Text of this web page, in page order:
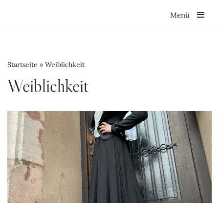
Menü
Startseite » Weiblichkeit
Weiblichkeit